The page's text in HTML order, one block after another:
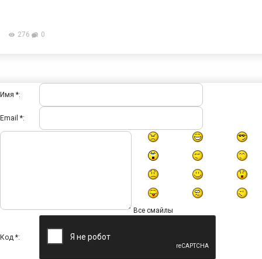
276 0
Имя *:
Email *:
Все смайлы
Код *: